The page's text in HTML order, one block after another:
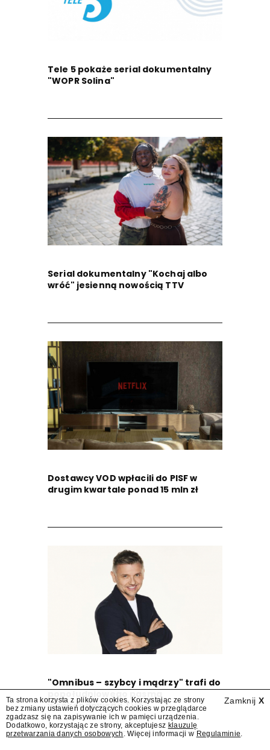
Tele 5 pokaże serial dokumentalny
"WOPR Solina"
Serial dokumentalny "Kochaj albo
wróć" jesienną nowością TTV
Dostawcy VOD wpłacili do PISF w
drugim kwartale ponad 15 mln zł
"Omnibus – szybcy i mądrzy" trafi do
popołudniowego pasma
weekendowego TVP 2
Zamknij X
Ta strona korzysta z plików cookies. Korzystając ze strony
bez zmiany ustawień dotyczących cookies w przeglądarce
zgadzasz się na zapisywanie ich w pamięci urządzenia.
Dodatkowo, korzystając ze strony, akceptujesz klauzulę
przetwarzania danych osobowych . Więcej informacji w Regulaminie.